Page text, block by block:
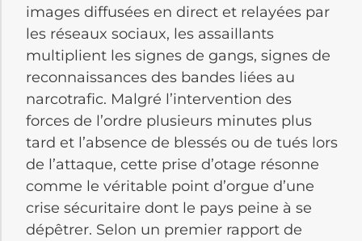
images diffusées en direct et relayées par
les réseaux sociaux, les assaillants
multiplient les signes de gangs, signes de
reconnaissances des bandes liées au
narcotrafic. Malgré l’intervention des
forces de l’ordre plusieurs minutes plus
tard et l’absence de blessés ou de tués lors
de l’attaque, cette prise d’otage résonne
comme le véritable point d’orgue d’une
crise sécuritaire dont le pays peine à se
dépêtrer. Selon un premier rapport de